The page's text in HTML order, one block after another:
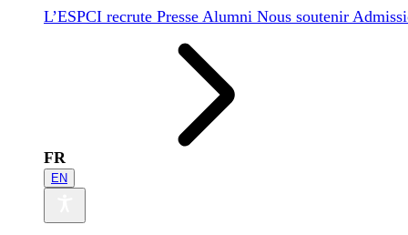
L’ESPCI recrute Presse Alumni Nous soutenir
FR
EN